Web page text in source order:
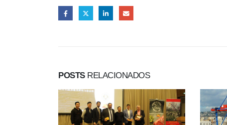
POSTSRELACIONADOS